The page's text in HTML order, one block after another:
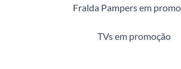
Fralda Pampers em
TVs em promoção